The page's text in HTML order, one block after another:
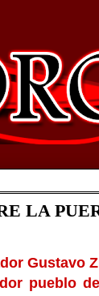
LA
Gustavo
pueblo